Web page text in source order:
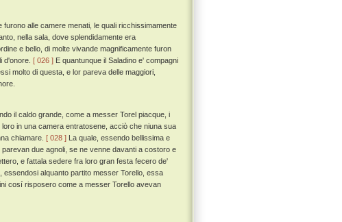
furono alle camere menati, le quali ricchissimamente
nella sala, dove splendidamente era
e bello, di molte vivande magnificamente furon
d'onore. [ 026 ] E quantunque il Saladino e' compagni
molto di questa, e lor pareva delle maggiori,
il caldo grande, come a messer Torel piacque, i
in una camera entratosene, acciò che niuna sua
chiamare. [ 028 ] La quale, essendo bellissima e
due agnoli, se ne venne davanti a costoro e
e fattala sedere fra loro gran festa fecero de'
essendosi alquanto partito messer Torello, essa
cosí risposero come a messer Torello avevan